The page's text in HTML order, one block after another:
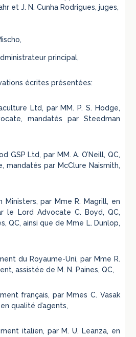
et J. N. Cunha Rodrigues, juges,
principal,
écrites présentées:
Ltd, par MM. P. S. Hodge,
mandatés par Steedman
Ltd, par MM. A. O’Neill, QC,
mandatés par McClure Naismith,
par Mme R. Magrill, en
le Lord Advocate C. Boyd, QC,
QC, ainsi que de Mme L. Dunlop,
du Royaume-Uni, par Mme R.
assistée de M. N. Paines, QC,
français, par Mmes C. Vasak
qualité d’agents,
italien, par M. U. Leanza, en